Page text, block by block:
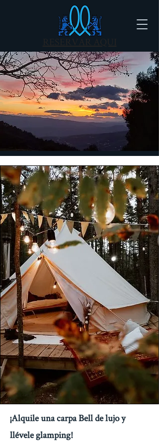
¡Alquile una carpa Bell de lujo y
llévele glamping!